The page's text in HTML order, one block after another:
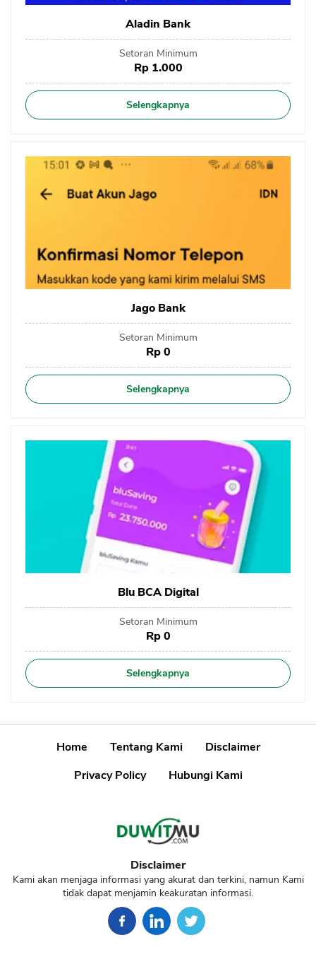
Aladin Bank
Setoran Minimum
Rp 1.000
Selengkapnya
Jago Bank
Setoran Minimum
Rp 0
Selengkapnya
Blu BCA Digital
Setoran Minimum
Rp 0
Selengkapnya
Home Tentang Kami
Disclaimer
Privacy Policy
Hubungi Kami
Disclaimer
Kami akan menjaga informasi yang akurat dan terkini, namun Kami
tidak dapat menjamin keakuratan informasi.